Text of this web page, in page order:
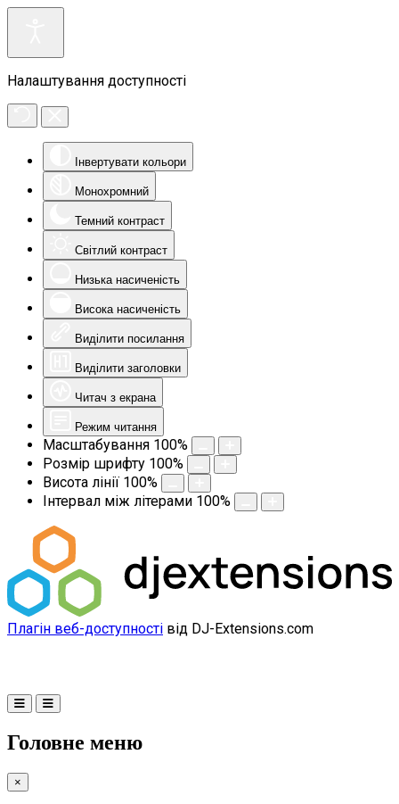
Налаштування доступності
Інвертувати кольори
Монохромний
Темний контраст
Світлий контраст
Низька насиченість
Висока насиченість
Виділити посилання
Виділити заголовки
Читач з екрана
Режим читання
Масштабування 100%
Розмір шрифту 100%
Висота лінії 100%
Інтервал між літерами 100%
Плагін веб-доступності від DJ-Extensions.com
Головне меню
×